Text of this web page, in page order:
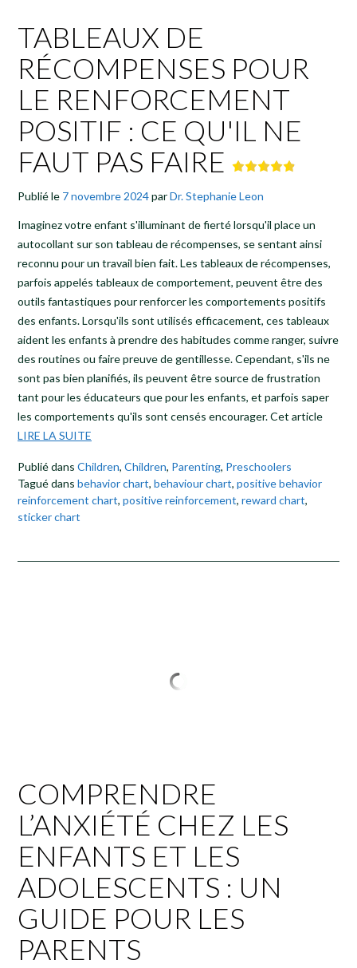
TABLEAUX DE
RÉCOMPENSES POUR
LE RENFORCEMENT
POSITIF : CE QU'IL NE
FAUT PAS FAIRE
Publié le 7 novembre 2024parDr. Stephanie Leon
Imaginez votre enfant s'illuminant de fierté lorsqu'il place un
autocollant sur son tableau de récompenses, se sentant ainsi
reconnu pour un travail bien fait. Les tableaux de récompenses,
parfois appelés tableaux de comportement, peuvent être des
outils fantastiques pour renforcer les comportements positifs
des enfants. Lorsqu'ils sont utilisés efficacement, ces tableaux
aident les enfants à prendre des habitudes comme ranger, suivre
des routines ou faire preuve de gentillesse. Cependant, s'ils ne
sont pas bien planifiés, ils peuvent être source de frustration
tant pour les éducateurs que pour les enfants, et parfois saper
les comportements qu'ils sont censés encourager. Cet article
LIRE LA SUITE
Publié dans Children, Children, Parenting, Preschoolers
Tagué dans behavior chart, behaviour chart, positive behavior
reinforcement chart, positive reinforcement, reward chart,
sticker chart
COMPRENDRE
L’ANXIÉTÉ CHEZ LES
ENFANTS ET LES
ADOLESCENTS : UN
GUIDE POUR LES
PARENTS